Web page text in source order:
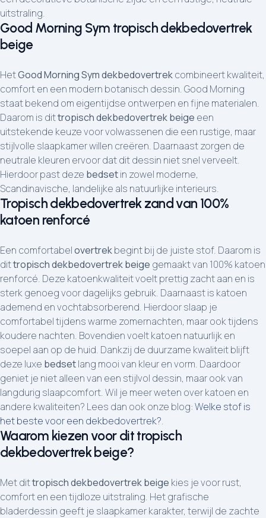
uitstraling.
Good Morning Sym tropisch dekbedovertrek
beige
HetGood Morning Sym dekbedovertrekcombineert kwaliteit,
comfort en een modern botanisch dessin. Good Morning
staat bekend om eigentijdse ontwerpen en fijne materialen.
Daarom is dittropisch dekbedovertrek beige een
uitstekende keuze voor volwassenen die een rustige, maar
stijlvolle slaapkamer willen creëren. Daarnaast zorgen de
neutrale kleuren ervoor dat dit dessin niet snel verveelt.
Hierdoor past deze bedsetin zowel moderne,
Scandinavische, landelijke als natuurlijke interieurs.
Tropisch dekbedovertrek zand van 100%
katoen renforcé
Een comfortabelovertrekbegint bij de juiste stof. Daarom is
dittropisch dekbedovertrek beige gemaakt van 100% katoen
renforcé. Deze katoenkwaliteit voelt prettig zacht aan en is
sterk genoeg voor dagelijks gebruik. Daarnaast is katoen
ademend en vochtabsorberend. Hierdoor slaap je
comfortabel tijdens warme zomernachten, maar ook tijdens
koudere nachten. Bovendien voelt katoen natuurlijk en
soepel aan op de huid. Dankzij de duurzame kwaliteit blijft
deze luxe bedsetlang mooi van kleur en vorm. Daardoor
geniet je niet alleen van een stijlvol dessin, maar ook van
langdurig slaapcomfort. Wil je meer weten over katoen en
andere kwaliteiten? Lees dan ook onze blog:Welke stof is
het beste voor een dekbedovertrek?.
Waarom kiezen voor dit tropisch
dekbedovertrek beige?
Met dittropisch dekbedovertrek beige kies je voor rust,
comfort en een tijdloze uitstraling. Het grafische
bladerdessin geeft je slaapkamer karakter, terwijl de zachte